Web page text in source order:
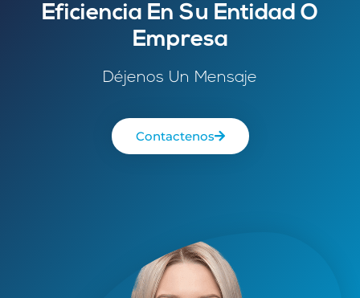
Eficiencia En Su Entidad O
Empresa
Déjenos Un Mensaje
Contactenos